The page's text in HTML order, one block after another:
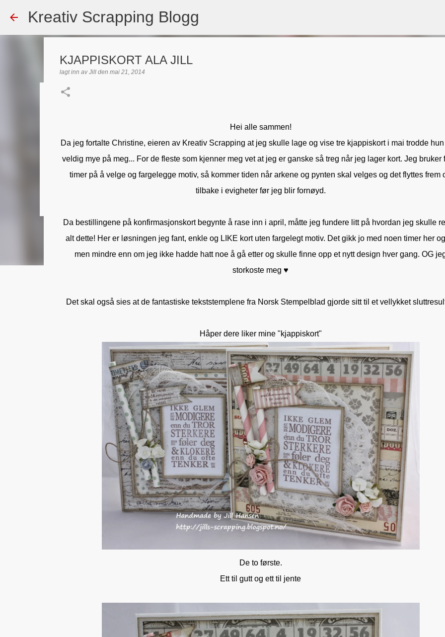
Kreativ Scrapping Blogg
KJAPPISKORT ALA JILL
lagt inn avJill den mai 21, 2014
Hei alle sammen!
Da jeg fortalte Christine, eieren av Kreativ Scrapping at jeg skulle lage og vise tre kjappiskort i mai trodde
veldig mye på meg... For de fleste som kjenner meg vet at jeg er ganske så treg når jeg lager kort. Jeg bruker
timer på å velge og fargelegge motiv, så kommer tiden når arkene og pynten skal velges og det flyttes frem
tilbake i evigheter før jeg blir fornøyd.
Da bestillingene på konfirmasjonskort begynte å rase inn i april, måtte jeg fundere litt på hvordan jeg skulle
alt dette! Her er løsningen jeg fant, enkle og LIKE kort uten fargelegt motiv. Det gikk jo med noen timer her
men mindre enn om jeg ikke hadde hatt noe å gå etter og skulle finne opp et nytt design hver gang. OG
storkoste meg ♥
Det skal også sies at de fantastiske tekststemplene fra Norsk Stempelblad gjorde sitt til et vellykket
Håper dere liker mine "kjappiskort"
De to første.
Ett til gutt og ett til jente